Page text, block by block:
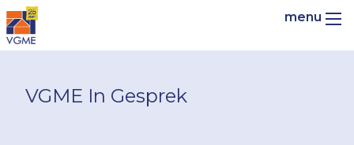
VGME In Gesprek